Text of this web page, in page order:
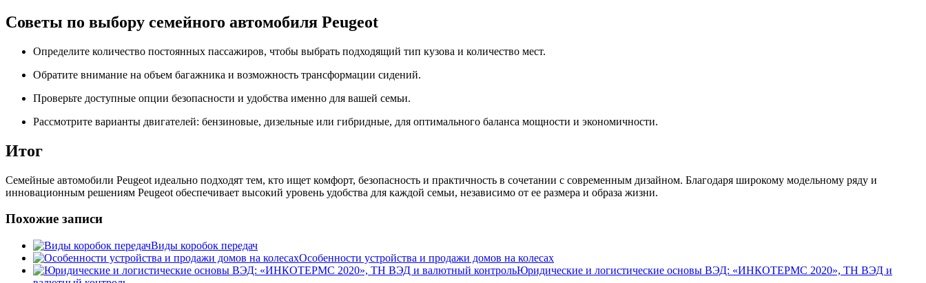
Советы по выбору семейного автомобиля Peugeot
Определите количество постоянных пассажиров, чтобы выбрать подходящий тип кузова и количество мест.
Обратите внимание на объем багажника и возможность трансформации сидений.
Проверьте доступные опции безопасности и удобства именно для вашей семьи.
Рассмотрите варианты двигателей: бензиновые, дизельные или гибридные, для оптимального баланса мощности и экономичности.
Итог
Семейные автомобили Peugeot идеально подходят тем, кто ищет комфорт, безопасность и практичность в сочетании с современным дизайном. Благодаря широкому модельному ряду и
инновационным решениям Peugeot обеспечивает высокий уровень удобства для каждой семьи, независимо от ее размера и образа жизни.
Похожие записи
Виды коробок передач
Особенности устройства и продажи домов на колесах
Юридические и логистические основы ВЭД: «ИНКОТЕРМС 2020», ТН ВЭД и